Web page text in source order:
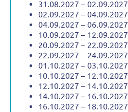
31.08.2027 – 02.09.2027
02.09.2027 – 04.09.2027
04.09.2027 – 06.09.2027
10.09.2027 – 12.09.2027
20.09.2027 – 22.09.2027
22.09.2027 – 24.09.2027
01.10.2027 – 03.10.2027
10.10.2027 – 12.10.2027
12.10.2027 – 14.10.2027
14.10.2027 – 16.10.2027
16.10.2027 – 18.10.2027